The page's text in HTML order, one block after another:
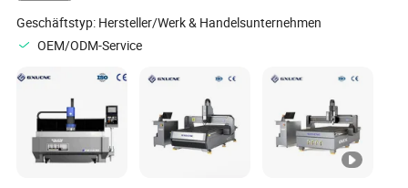
Geschäftstyp: Hersteller/Werk & Handelsunternehmen
OEM/ODM-Service